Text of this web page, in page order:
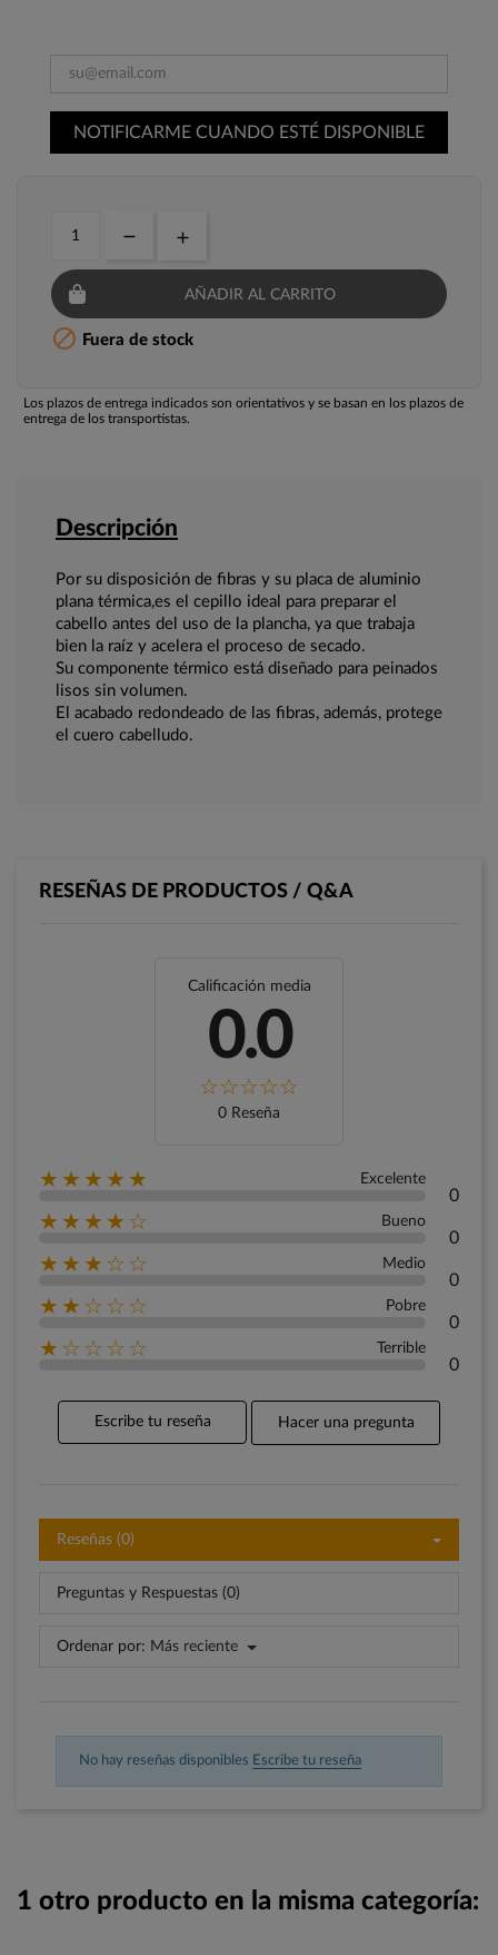
NOTIFICARME CUANDO ESTÉ DISPONIBLE
AÑADIR AL CARRITO
 Fuera de stock
Los plazos de entrega indicados son orientativos y se basan en los plazos de
entrega de los transportistas.
Descripción
Por su disposición de fibras y su placa de aluminio
plana térmica,es el cepillo ideal para preparar el
cabello antes del uso de la plancha, ya que trabaja
bien la raíz y acelera el proceso de secado.
Su componente térmico está diseñado para peinados
lisos sin volumen.
El acabado redondeado de las fibras, además, protege
el cuero cabelludo.
RESEÑAS DE PRODUCTOS / Q&A
Calificación media
0.0
0 Reseña
★★★★★ Excelente
0
★★★★☆ Bueno
0
★★★☆☆ Medio
0
★★☆☆☆ Pobre
0
★☆☆☆☆ Terrible
0
Escribe tu reseña Hacer una pregunta
Reseñas (0)
Preguntas y Respuestas (0)
Ordenar por: Más reciente
No hay reseñas disponibles Escribe tu reseña
1 otro producto en la misma categoría: